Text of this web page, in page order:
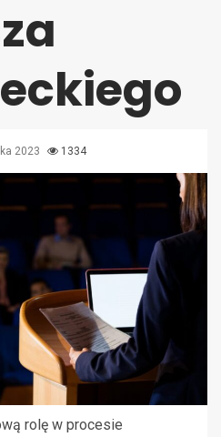
2023 1334
rolę w procesie